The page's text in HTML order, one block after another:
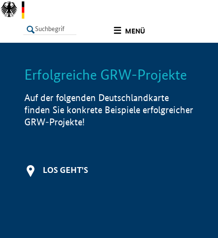
MENÜ
LISTE Info
Erfolgreiche GRW-Projekte
Auf der folgenden Deutschlandkarte
finden Sie konkrete Beispiele erfolgreicher
GRW-Projekte!
LOS GEHT'S